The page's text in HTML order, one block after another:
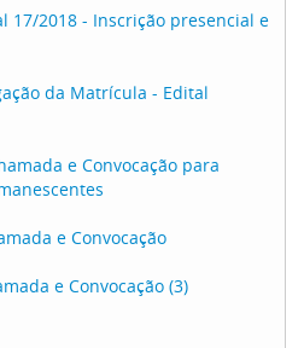
17/2018 - Inscrição presencial e
da Matrícula - Edital
e Convocação para
e Convocação
e Convocação (3)